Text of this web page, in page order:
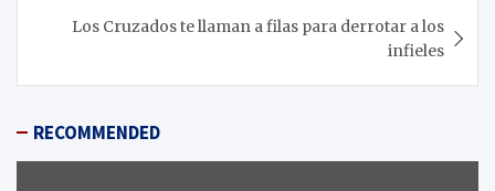
Los Cruzados te llaman a filas para derrotar a los
infieles
RECOMMENDED